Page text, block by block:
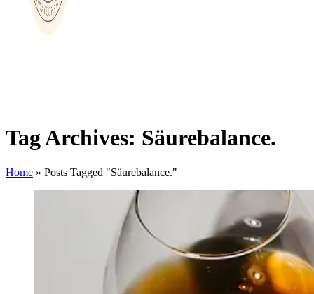
Tag Archives: Säurebalance.
Home » Posts Tagged "Säurebalance."